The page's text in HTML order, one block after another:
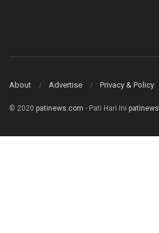
About Advertise Privacy & Policy
© 2020 patinews.com - Pati Hari Ini patinews